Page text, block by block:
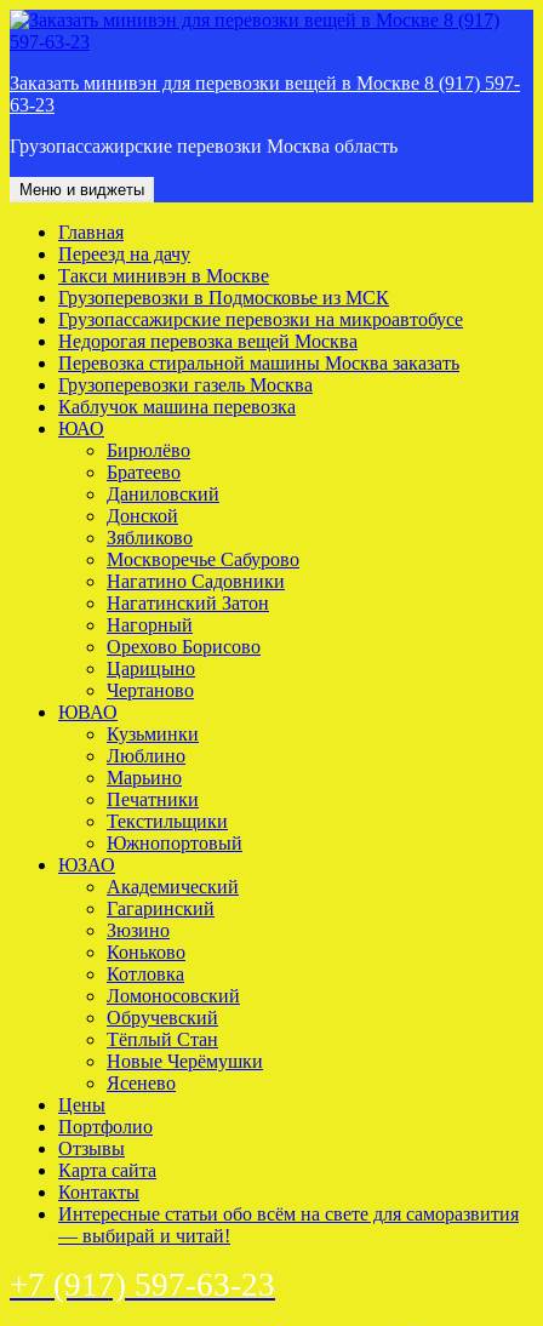
Перейти
к
Заказать минивэн для перевозки вещей в Москве 8 (917) 597-
63-23
Грузопассажирские перевозки Москва область
Меню и виджеты
Главная
Переезд на дачу
Такси минивэн в Москве
Грузоперевозки в Подмосковье из МСК
Грузопассажирские перевозки на микроавтобусе
Недорогая перевозка вещей Москва
Перевозка стиральной машины Москва заказать
Грузоперевозки газель Москва
Каблучок машина перевозка
ЮАО
Бирюлёво
Братеево
Даниловский
Донской
Зябликово
Москворечье Сабурово
Нагатино Садовники
Нагатинский Затон
Нагорный
Орехово Борисово
Царицыно
Чертаново
ЮВАО
Кузьминки
Люблино
Марьино
Печатники
Текстильщики
Южнопортовый
ЮЗАО
Академический
Гагаринский
Зюзино
Коньково
Котловка
Ломоносовский
Обручевский
Тёплый Стан
Новые Черёмушки
Ясенево
Цены
Портфолио
Отзывы
Карта сайта
Контакты
Интересные статьи обо всём на свете для саморазвития
— выбирай и читай!
+7 (917) 597-63-23